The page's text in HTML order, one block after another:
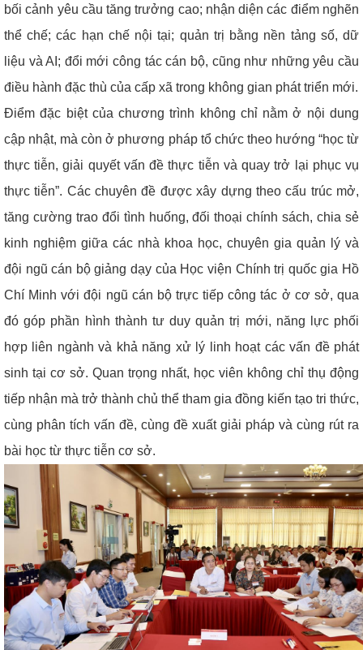
bối cảnh yêu cầu tăng trưởng cao; nhận diện các điểm nghẽn
thể chế; các hạn chế nội tại; quản trị bằng nền tảng số, dữ
liệu và AI; đổi mới công tác cán bộ, cũng như những yêu cầu
điều hành đặc thù của cấp xã trong không gian phát triển mới.
Điểm đặc biệt của chương trình không chỉ nằm ở nội dung
cập nhật, mà còn ở phương pháp tổ chức theo hướng “học từ
thực tiễn, giải quyết vấn đề thực tiễn và quay trở lại phục vụ
thực tiễn”. Các chuyên đề được xây dựng theo cấu trúc mở,
tăng cường trao đổi tình huống, đối thoại chính sách, chia sẻ
kinh nghiệm giữa các nhà khoa học, chuyên gia quản lý và
đội ngũ cán bộ giảng dạy của Học viện Chính trị quốc gia Hồ
Chí Minh với đội ngũ cán bộ trực tiếp công tác ở cơ sở, qua
đó góp phần hình thành tư duy quản trị mới, năng lực phối
hợp liên ngành và khả năng xử lý linh hoạt các vấn đề phát
sinh tại cơ sở. Quan trọng nhất, học viên không chỉ thụ động
tiếp nhận mà trở thành chủ thể tham gia đồng kiến tạo tri thức,
cùng phân tích vấn đề, cùng đề xuất giải pháp và cùng rút ra
bài học từ thực tiễn cơ sở.